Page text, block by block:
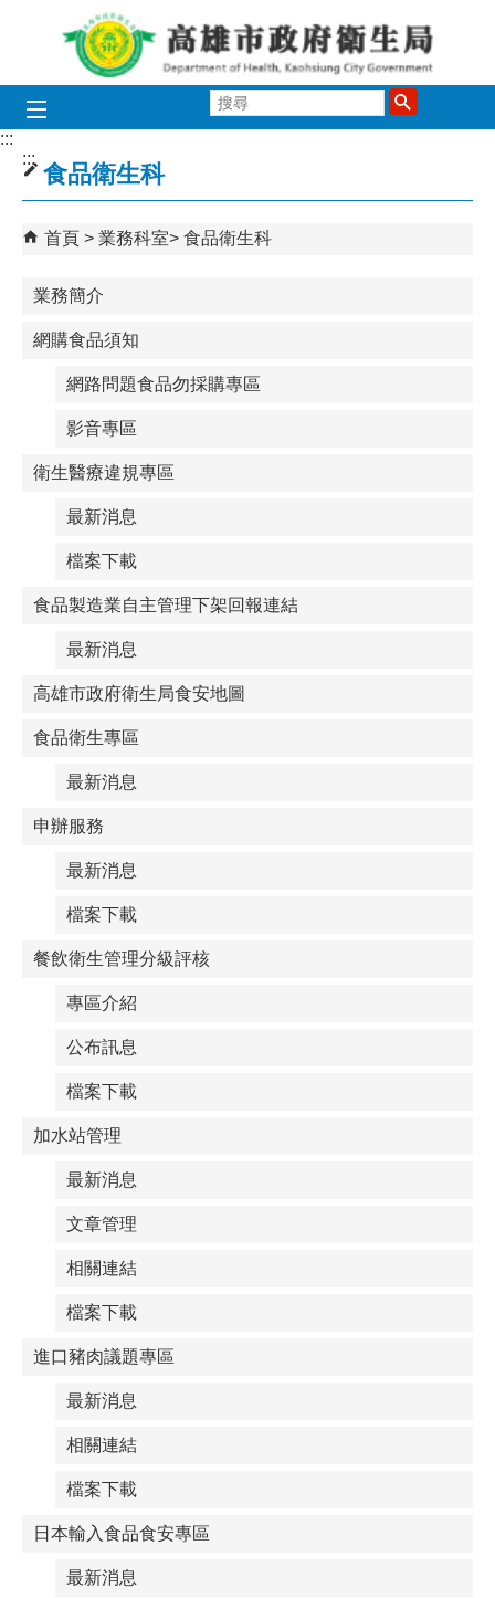
跳到主要內容區塊
尋
:::
:::
食品衛生科
首頁 業務科室 食品衛生科
業務簡介
網購食品須知
網路問題食品勿採購專區
影音專區
衛生醫療違規專區
最新消息
檔案下載
食品製造業自主管理下架回報連結
最新消息
高雄市政府衛生局食安地圖
食品衛生專區
最新消息
申辦服務
最新消息
檔案下載
餐飲衛生管理分級評核
專區介紹
公布訊息
檔案下載
加水站管理
最新消息
文章管理
相關連結
檔案下載
進口豬肉議題專區
最新消息
相關連結
檔案下載
日本輸入食品食安專區
最新消息